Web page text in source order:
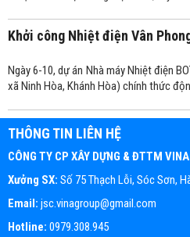
Khởi công Nhiệt điện Vân
Ngày 6-10, dự án Nhà máy Nhiệt điện
xã Ninh Hòa, Khánh Hòa) chính thức
THÔNG TIN LIÊN HỆ
CÔNG TY CP XÂY DỰNG & ĐTTM
Xưởng SX: Số 75 Thạch Lỗi, Sóc Sơn,
Email: jsc.vinagroup@gmail.com
Hotline: 0979.308.945